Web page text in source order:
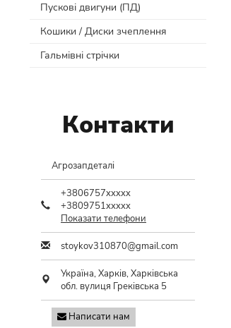
Пускові двигуни (ПД)
Кошики / Диски зчеплення
Гальмівні стрічки
Контакти
Агрозапдеталі
+3806757xxxxx
+3809751xxxxx
Показати телефони
stoykov310870@gmail.com
Україна,Харків,Харківська
обл. вулиця Греківська 5
Написати нам